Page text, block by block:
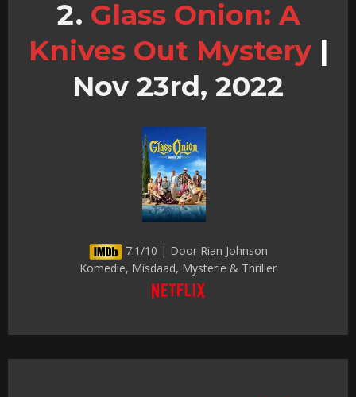
Glass Onion: A
Knives Out Mystery |
Nov 23rd, 2022
7.1/10 | Door Rian Johnson
Komedie, Misdaad, Mysterie & Thriller